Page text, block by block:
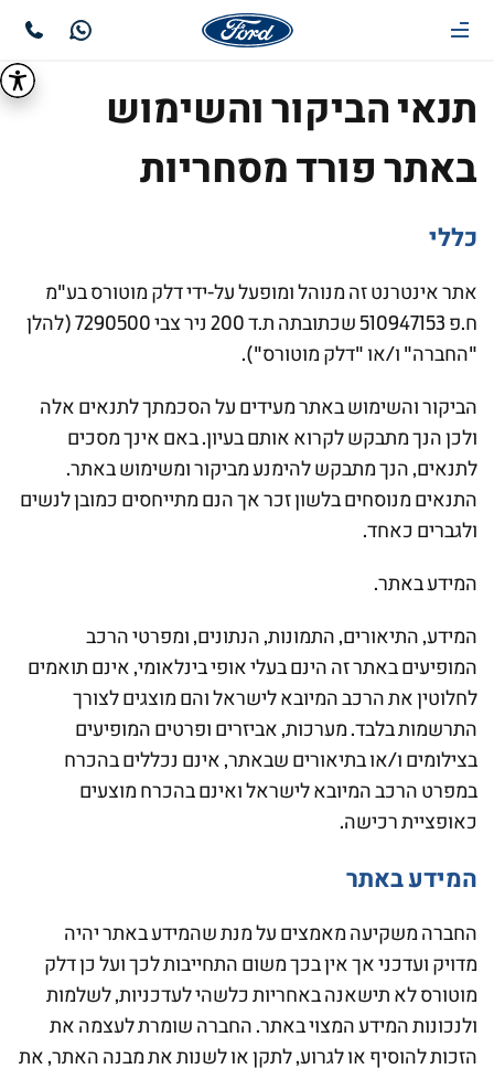
תנאי הביקור והשימוש
באתר פורד מסחריות
כללי
אתר אינטרנט זה מנוהל ומופעל על-ידי דלק מוטורס בע"מ
ח.פ 510947153 שכתובתה ת.ד 200 ניר צבי 7290500 (להלן
"החברה" ו/או "דלק מוטורס").
הביקור והשימוש באתר מעידים על הסכמתך לתנאים אלה
ולכן הנך מתבקש לקרוא אותם בעיון. באם אינך מסכים
לתנאים, הנך מתבקש להימנע מביקור ומשימוש באתר.
התנאים מנוסחים בלשון זכר אך הנם מתייחסים כמובן לנשים
ולגברים כאחד.
המידע באתר.
המידע, התיאורים, התמונות, הנתונים, ומפרטי הרכב
המופיעים באתר זה הינם בעלי אופי בינלאומי, אינם תואמים
לחלוטין את הרכב המיובא לישראל והם מוצגים לצורך
התרשמות בלבד. מערכות, אביזרים ופרטים המופיעים
בצילומים ו/או בתיאורים שבאתר, אינם נכללים בהכרח
במפרט הרכב המיובא לישראל ואינם בהכרח מוצעים
כאופציית רכישה.
המידע באתר
החברה משקיעה מאמצים על מנת שהמידע באתר יהיה
מדויק ועדכני אך אין בכך משום התחייבות לכך ועל כן דלק
מוטורס לא תישאנה באחריות כלשהי לעדכניות, לשלמות
ולנכונות המידע המצוי באתר. החברה שומרת לעצמה את
הזכות להוסיף או לגרוע, לתקן או לשנות את מבנה האתר, את